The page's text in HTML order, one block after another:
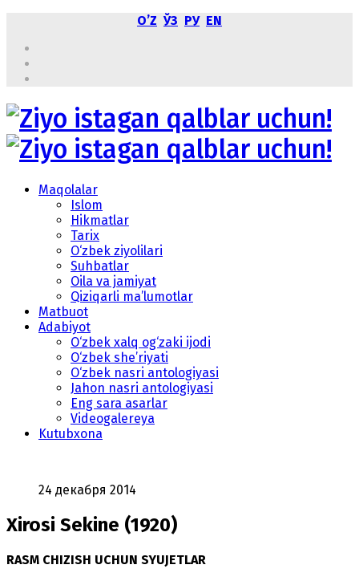
OʼZ ЎЗ РУ EN
Maqolalar
Islom
Hikmatlar
Tarix
O‘zbek ziyolilari
Suhbatlar
Oila va jamiyat
Qiziqarli ma’lumotlar
Matbuot
Adabiyot
O‘zbek xalq og‘zaki ijodi
O‘zbek she’riyati
O‘zbek nasri antologiyasi
Jahon nasri antologiyasi
Eng sara asarlar
Videogalereya
Kutubxona
24 декабря 2014
Xirosi Sekine (1920)
RASM CHIZISH UCHUN SYUJETLAR